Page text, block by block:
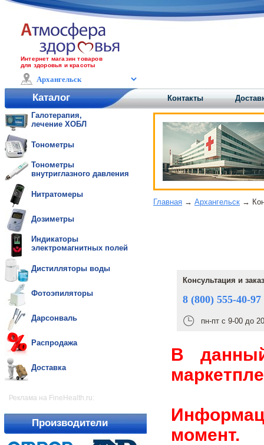
Интернет магазин товаров
для здоровья и красоты
Каталог Контакты
Галотерапия,
лечение ХОБЛ
Тонометры
Тонометры
внутриглазного давления
Нитратомеры
Дозиметры
Индикаторы
электромагнитных полей
Дистилляторы воды
Фотоэпиляторы
Дарсонваль
Распродажа
Доставка
Реклама на FineHealth.ru:
Производители
Главная → Архангельск →
Консультация и
8 (800) 555-40-97
пн-пт с 9-00 до
В
момент.